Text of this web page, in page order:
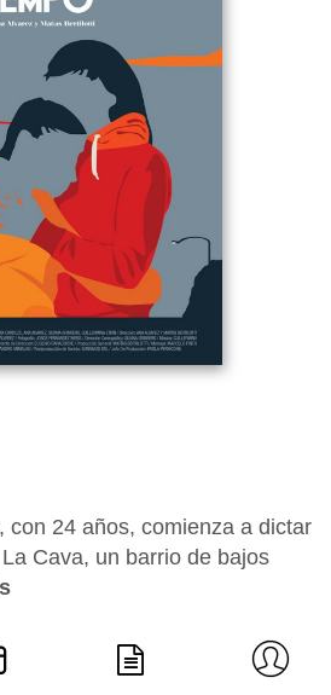
con 24 años, comienza a dictar
Cava, un barrio de bajos